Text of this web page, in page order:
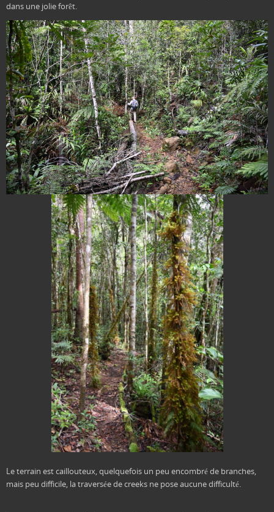
dans une jolie forêt.
Le terrain est caillouteux, quelquefois un peu encombré de branches,
mais peu difficile, la traversée de creeks ne pose aucune difficulté.